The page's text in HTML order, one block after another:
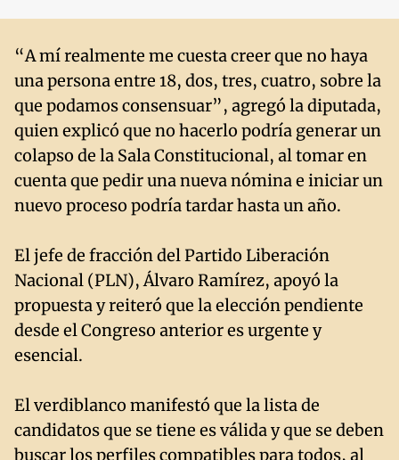
“A mí realmente me cuesta creer que no haya
una persona entre 18, dos, tres, cuatro, sobre la
que podamos consensuar”, agregó la diputada,
quien explicó que no hacerlo podría generar un
colapso de la Sala Constitucional, al tomar en
cuenta que pedir una nueva nómina e iniciar un
nuevo proceso podría tardar hasta un año.
El jefe de fracción del Partido Liberación
Nacional (PLN), Álvaro Ramírez, apoyó la
propuesta y reiteró que la elección pendiente
desde el Congreso anterior es urgente y
esencial.
El verdiblanco manifestó que la lista de
candidatos que se tiene es válida y que se deben
buscar los perfiles compatibles para todos, al